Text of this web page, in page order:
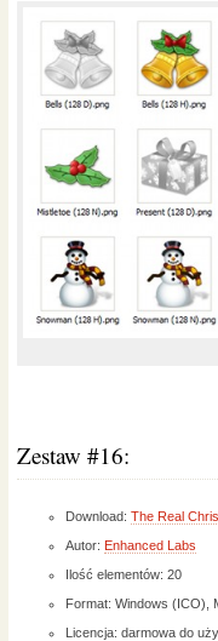
Zestaw #16:
Download: The Real
Autor: Enhanced Labs
Ilość elementów: 20
Format: Windows (ICO),
Licencja: darmowa do